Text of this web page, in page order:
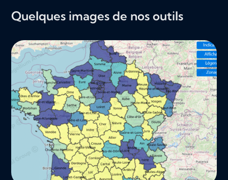
Quelques images de nos outils